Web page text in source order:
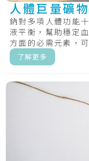
人體巨量礦
鈉對多項人體功能
液平衡，幫助穩定
方面的必需元素，
常。.....
了解更多